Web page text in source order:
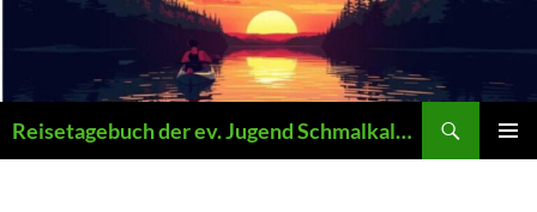
Reisetagebuch der ev. Jugend Schmalkalden